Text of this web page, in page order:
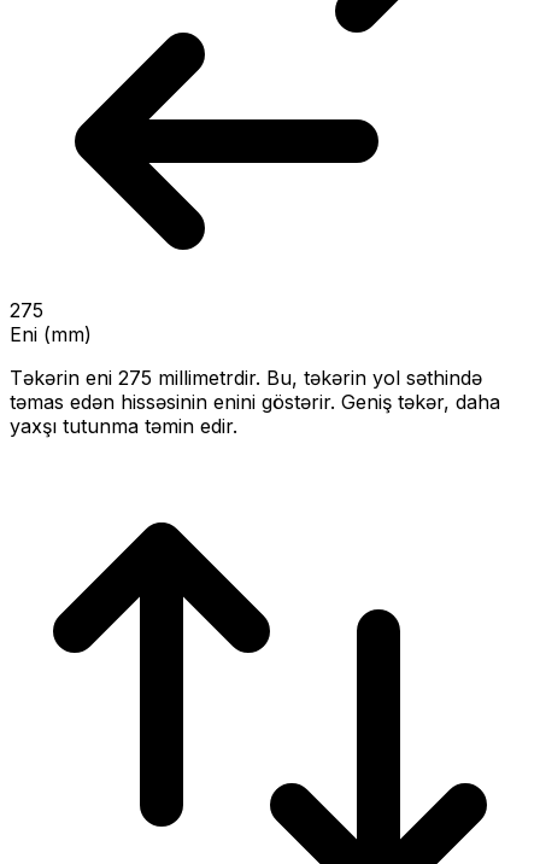
275
Eni (mm)
Təkərin eni 275 millimetrdir. Bu, təkərin yol səthində
təmas edən hissəsinin enini göstərir. Geniş təkər, daha
yaxşı tutunma təmin edir.